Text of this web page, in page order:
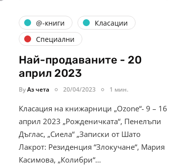
@-книги
Класации
Специални
Най-продаваните - 20
април 2023
ByАз чета 20/04/2023 1 мин.
Класация на книжарници „Ozone“- 9 – 16
април 2023 „Рожденичката“, Пенелъпи
Дъглас, „Сиела“ „Записки от Шато
Лакрот: Резиденция “Злокучане“, Мария
Касимова, „Колибри“…